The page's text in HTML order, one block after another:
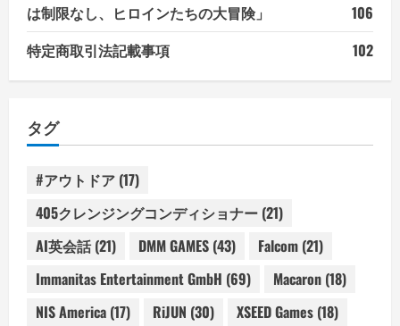
は制限なし、ヒロインたちの大冒険」
106
特定商取引法記載事項
102
タグ
#アウトドア (17)
405クレンジングコンディショナー (21)
AI英会話(21) DMM GAMES (43) Falcom (21)
Immanitas Entertainment GmbH (69) Macaron (18)
NIS America (17) RiJUN (30) XSEED Games (18)